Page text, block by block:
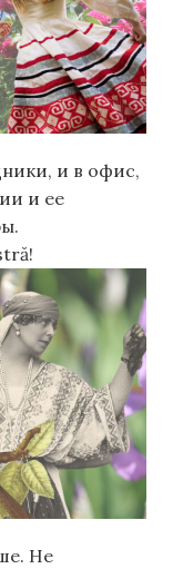
и в офис,
и ее
Не